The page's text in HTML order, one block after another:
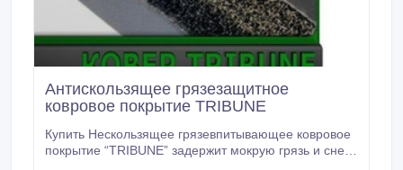
Антискользящее грязезащитное
ковровое покрытие TRIBUNE
Купить Нескользящее грязевпитывающее ковровое
покрытие “TRIBUNE” задержит мокрую грязь и снег